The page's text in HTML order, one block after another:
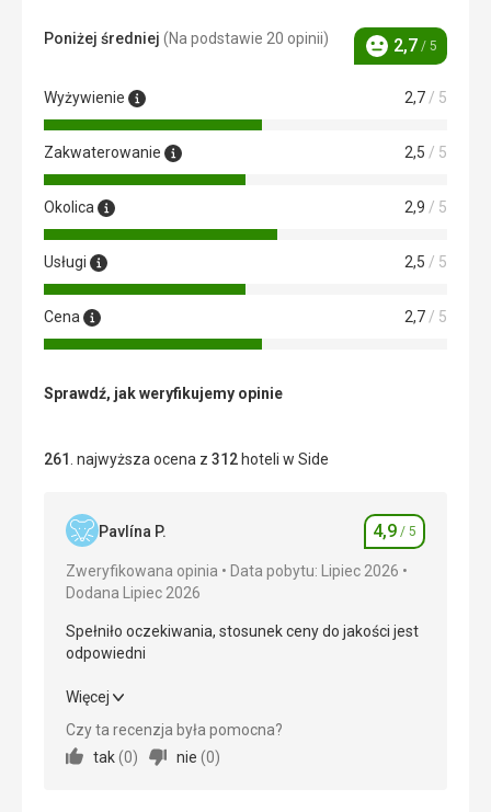
Poniżej średniej (Na podstawie 20 opinii)
Ocena
2,7 / 5
Wyżywienie 2,7/ 5
Zakwaterowanie 2,5 / 5
Okolica 2,9 / 5
Usługi 2,5 / 5
Cena 2,7/ 5
Sprawdź, jak weryfikujemy opinie
261 . najwyższa ocena z 312 hoteli w Side
Pavlína P. Ocena
4,9 / 5
Zweryfikowana opinia
Data pobytu: Lipiec 2026
Dodana Lipiec 2026
Spełniło oczekiwania, stosunek ceny do jakości jest
odpowiedni
Spełniło oczekiwania, stosunek ceny do jakości jest
odpowiedni
Wyżywienie
Więcej
Czy ta recenzja była pomocna?
tak(0) nie (0)